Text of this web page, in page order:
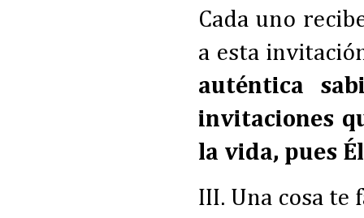
Cada uno
a esta
auténtica
invitaciones
la vida, pues
III. Una cosa te